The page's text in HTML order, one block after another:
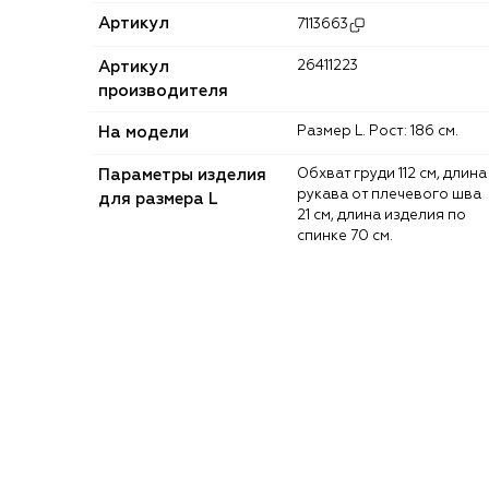
Артикул 7113663
Артикул
производителя
26411223
На модели Размер L. Рост: 186 см.
Параметры изделия
для размера L
Обхват груди 112 см, длина
рукава от плечевого шва
21 см, длина изделия по
спинке 70 см.